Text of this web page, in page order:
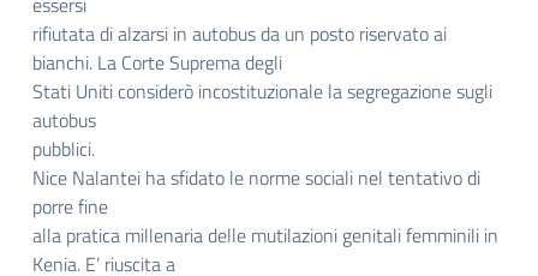
rifiutata di alzarsi in autobus da un posto riservato ai
bianchi. La Corte Suprema degli
Stati Uniti considerò incostituzionale la segregazione sugli
autobus
pubblici.
Nice Nalantei ha sfidato le norme sociali nel tentativo di
porre fine
alla pratica millenaria delle mutilazioni genitali femminili in
Kenia. E’ riuscita a